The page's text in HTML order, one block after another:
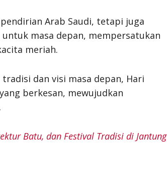
Arab Saudi, tetapi juga
masa depan, mempersatukan
meriah.
dan visi masa depan, Hari
berkesan, mewujudkan
Batu, dan Festival Tradisi di Jantung